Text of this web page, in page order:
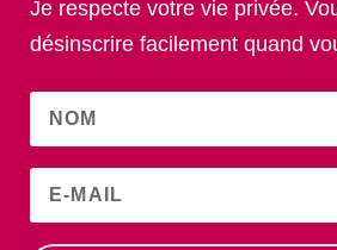
Je respecte votre vie privée.
désinscrire facilement quand